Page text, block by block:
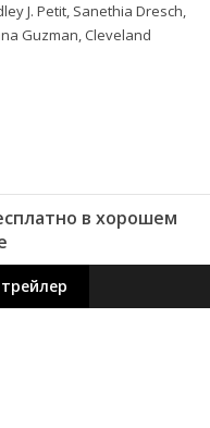
J. Petit, Sanethia Dresch,
Guzman, Cleveland
в хорошем